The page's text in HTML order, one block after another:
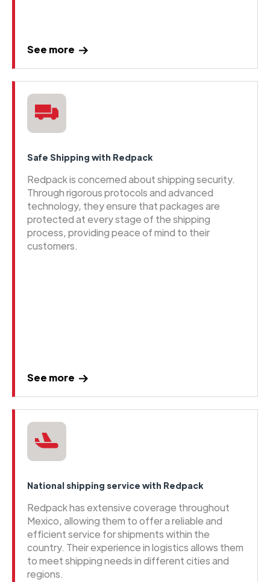
See more
Safe Shipping with Redpack
Redpack is concerned about shipping security.
Through rigorous protocols and advanced
technology, they ensure that packages are
protected at every stage of the shipping
process, providing peace of mind to their
customers.
See more
National shipping service with Redpack
Redpack has extensive coverage throughout
Mexico, allowing them to offer a reliable and
efficient service for shipments within the
country. Their experience in logistics allows them
to meet shipping needs in different cities and
regions.